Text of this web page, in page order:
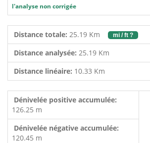
l'analyse non corrigée
Distance totale: 25.19 Km mi / ft ?
Distance analysée: 25.19 Km
Distance linéaire: 10.33 Km
Dénivelée positive accumulée:
126.25 m
Dénivelée négative accumulée:
120.45 m